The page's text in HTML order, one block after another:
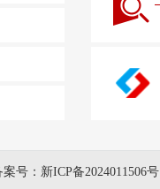
案号：新ICP备2024011506号